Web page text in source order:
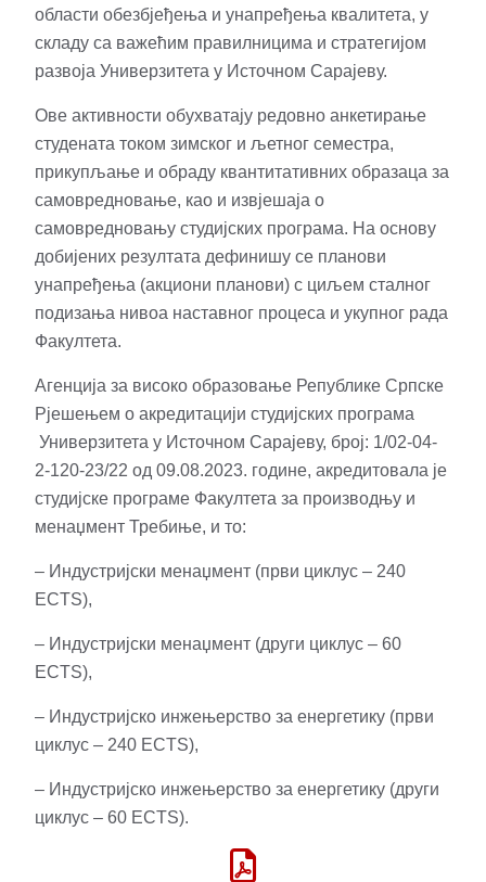
области обезбјеђења и унапређења квалитета, у
складу са важећим правилницима и стратегијом
развоја Универзитета у Источном Сарајеву.
Ове активности обухватају редовно анкетирање
студената током зимског и љетног семестра,
прикупљање и обраду квантитативних образаца за
самовредновање, као и извјешаја о
самовредновању студијских програма. На основу
добијених резултата дефинишу се планови
унапређења (акциони планови) с циљем сталног
подизања нивоа наставног процеса и укупног рада
Факултета.
Агенција за високо образовање Републике Српске
Рјешењем о акредитацији студијских програма
Универзитета у Источном Сарајеву, број: 1/02-04-
2-120-23/22 од 09.08.2023. године, акредитовала је
студијске програме Факултета за производњу и
менаџмент Требиње, и то:
– Индустријски менаџмент (први циклус – 240
ECTS),
– Индустријски менаџмент (други циклус – 60
ECTS),
– Индустријско инжењерство за енергетику (први
циклус – 240 ECTS),
– Индустријско инжењерство за енергетику (други
циклус – 60 ECTS).